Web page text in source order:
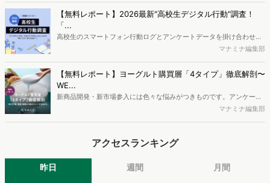
か、また、要因を理解した上で、成果に確実につながるコンテンツを
制作するにはどうするべきなのでしょうか。本レポートはこのような
疑問をお抱えのSEO・Webマーケティングご担当者様におすすめの内
容となっています。※本レポートは記事のフォームから無料でダウン
【無料レポート】2026最新"高校生デジタル行動"調査！
「...
高校生のスマートフォン行動ログとアンケートデータを掛け合わせ、
最新の若年層（高校生）におけるデジタル行動実態やSNSの利用傾向
ち、スマートフォンを取り巻く環境が成熟するなか、新興SNSの台頭
により高校生のデジタルライフスタイルは新たな変化を見せていま
す。※資料は記事内の入力フォームより、ダウンロードいただけま
マナミナ編集部
【無料レポート】ヨーグルト購買層「4タイプ」徹底解剖〜
WE...
新商品開発・新市場参入には色々な悩みがつきものです。アンケート
調査を実施しても、購買実態が不透明、新商品の受容性も判断しきれ
ようにして市場理解をしていけるのか、現状の既発商品のセグメント
す。新商品開発関連担当者様・マーケティング担当者様向け必見のレ
マナミナ編集部
アクセスランキング
昨日 週間 月間